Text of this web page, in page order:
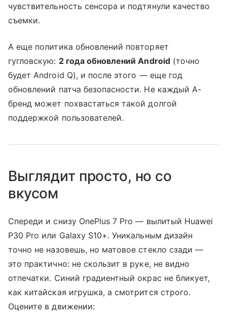
чувствительность сенсора и подтянули качество
съемки.
А еще политика обновлений повторяет
гугловскую: 2 года обновлений Android(точно
будет Android Q), и после этого — еще год
обновлений патча безопасности. Не каждый A-
бренд может похвастаться такой долгой
поддержкой пользователей.
Выглядит просто, но со
вкусом
Спереди и снизу OnePlus 7 Pro — вылитый Huawei
P30 Pro или Galaxy S10+. Уникальным дизайн
точно не назовешь, но матовое стекло сзади —
это практично: не скользит в руке, не видно
отпечатки. Синий градиентный окрас не бликует,
как китайская игрушка, а смотрится строго.
Оцените в движении: